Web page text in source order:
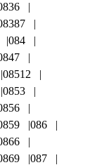
084
08512
0853
086
087